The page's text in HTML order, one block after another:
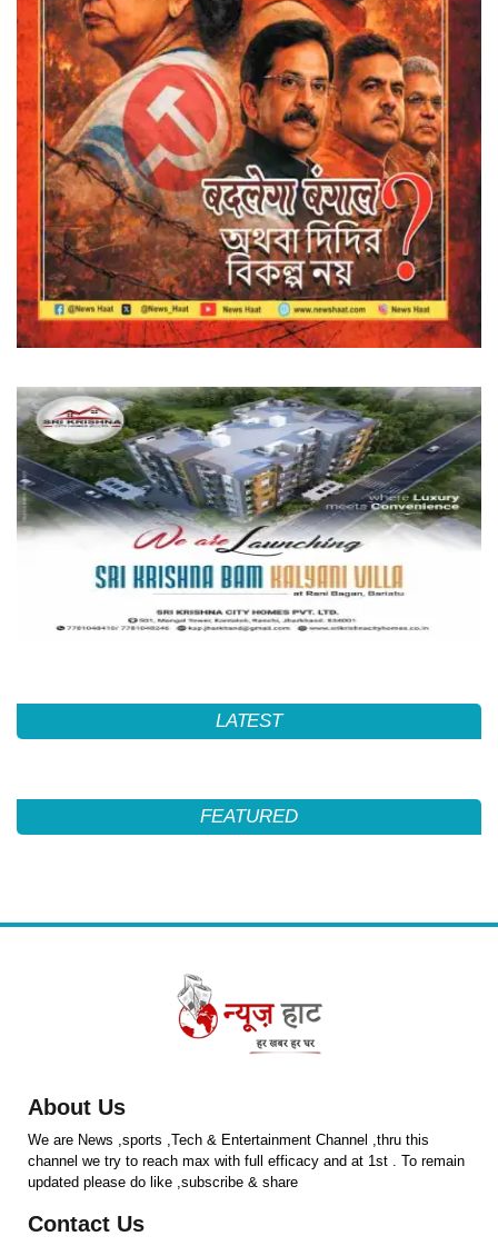
LATEST
FEATURED
About Us
We are News ,sports ,Tech & Entertainment Channel ,thru this
channel we try to reach max with full efficacy and at 1st . To remain
updated please do like ,subscribe & share
Contact Us